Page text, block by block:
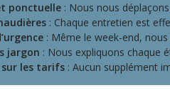
ponctuelle : Nous nous
: Chaque entretien est
: Même le week-end,
jargon : Nous expliquons chaque
les tarifs : Aucun supplément